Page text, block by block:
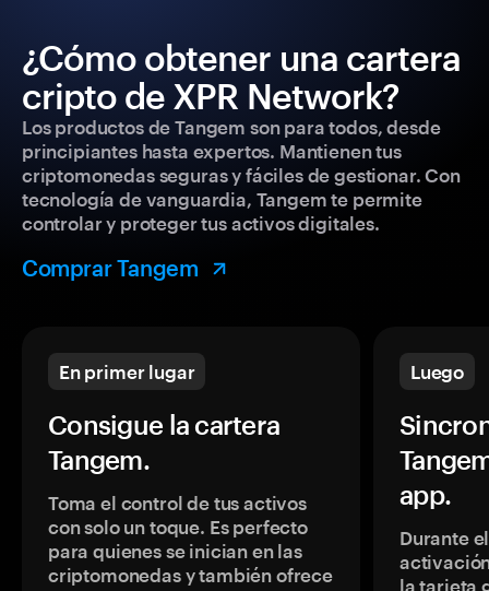
¿Cómo obtener una cartera
cripto de XPR Network?
Los productos de Tangem son para todos, desde
principiantes hasta expertos. Mantienen tus
criptomonedas seguras y fáciles de gestionar. Con
tecnología de vanguardia, Tangem te permite
controlar y proteger tus activos digitales.
Comprar Tangem
En primer lugar
Consigue la cartera
Tangem.
Toma el control de tus activos
con solo un toque. Es perfecto
para quienes se inician en las
criptomonedas y también ofrece
Luego
app.
Durante
la tarjeta